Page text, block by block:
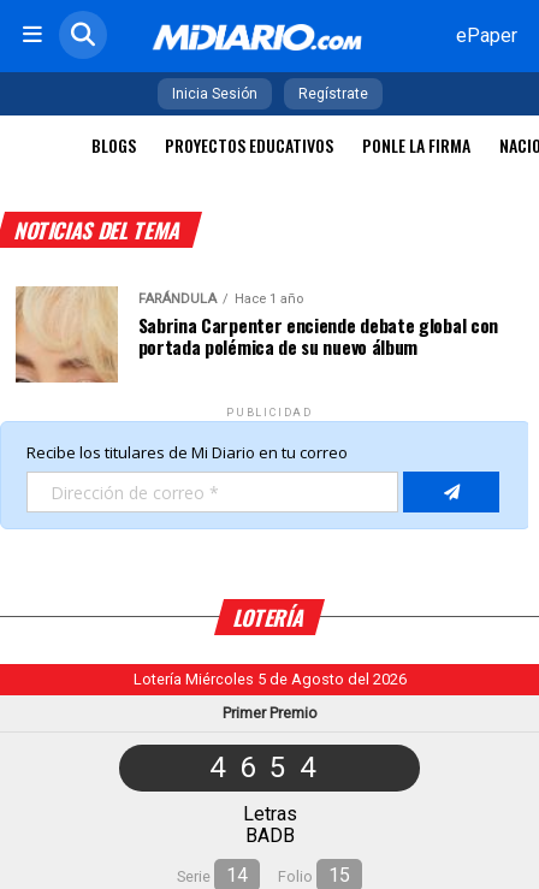
ePaper
Inicia Sesión Regístrate
BLOGS PROYECTOS EDUCATIVOS PONLE LA FIRMA
NOTICIAS DEL TEMA
FARÁNDULA Hace 1 año
Sabrina Carpenter enciende debate global con
portada polémica de su nuevo álbum
PUBLICIDAD
LOTERÍA
Lotería Miércoles 5 de Agosto del 2026
Primer Premio
4654
Letras
BADB
Serie 14 Folio 15